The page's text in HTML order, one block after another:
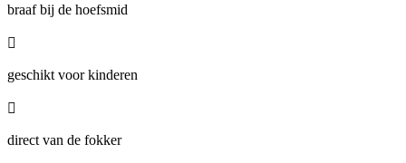
braaf bij de hoefsmid

geschikt voor kinderen

direct van de fokker